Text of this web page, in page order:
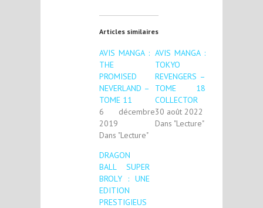
Articles similaires
AVIS MANGA :
THE
PROMISED
NEVERLAND –
TOME 11
6 décembre
2019
Dans "Lecture"
AVIS MANGA :
TOKYO
REVENGERS –
TOME 18
COLLECTOR
30 août 2022
Dans "Lecture"
DRAGON
BALL SUPER
BROLY : UNE
EDITION
PRESTIGIEUS